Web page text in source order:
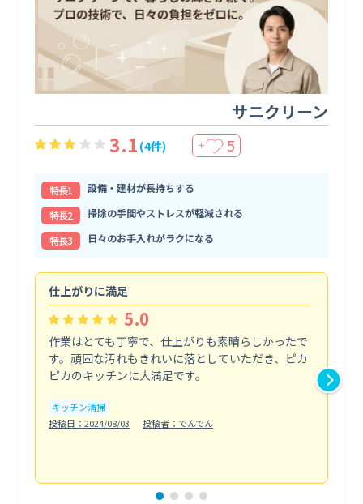
サニクリーン
3.1 (4件) ＋ 5
特⻑1
設備・建材が長持ちする
特⻑2
掃除の手間やストレスが軽減される
特⻑3
日々のお手入れがラクになる
仕上がりに満足
5.0
作業はとても丁寧で、仕上がりも素晴らしかったで
す。頑固な汚れもきれいに落としていただき、ピカ
ピカのキッチンに大満足です。
キッチン清掃
投稿日：2024/08/03
投稿者：でんでん